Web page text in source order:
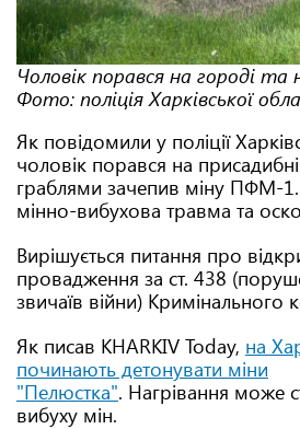
Чоловік порався на городі та
Фото: поліція Харківської
Як повідомили у поліції
чоловік порався на
граблями зачепив міну ПФМ-
мінно-вибухова травма та
Вирішується питання про
провадження за ст. 438
звичаїв війни) Кримінального
Як писав KHARKIV Today, на
починають детонувати міни
"Пелюстка". Нагрівання може
вибуху мін.